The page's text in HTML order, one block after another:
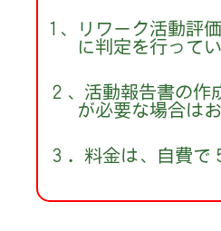
1、リワーク活動評
に判定を行ってい
２、活動報告書の
が必要な場合は
３．料金は、自費で